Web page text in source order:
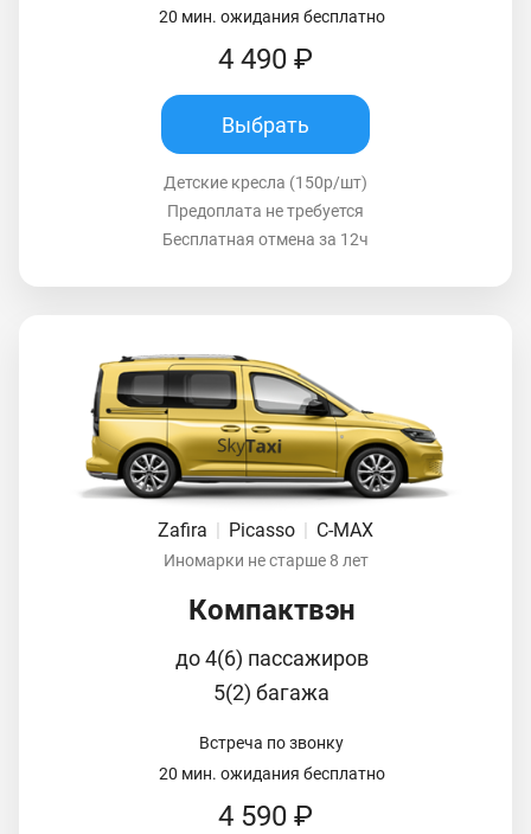
20 мин. ожидания бесплатно
4 490 ₽
Выбрать
Детские кресла (150р/шт)
Предоплата не требуется
Бесплатная отмена за 12ч
Zafira | Picasso | C-MAX
Иномарки не старше 8 лет
Компактвэн
до 4(6) пассажиров
5(2) багажа
Встреча по звонку
20 мин. ожидания бесплатно
4 590 ₽